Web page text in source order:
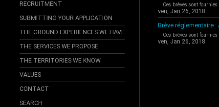
RECRUITMENT
SUBMITTING YOUR APPLICATION
THE GROUND EXPERIENCES WE HAVE
THE SERVICES WE PROPOSE
THE TERRITORIES WE KNOW
VALUES
CONTACT
SEARCH
Ces brèves sont
ven, Jan 26, 2018
Brève réglementaire :
Ces brèves sont
ven, Jan 26, 2018